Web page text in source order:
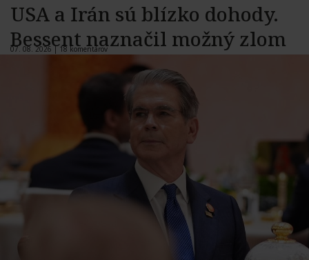
USA a Irán sú blízko dohody.
Bessent naznačil možný zlom
07. 08. 2026 |18 komentárov